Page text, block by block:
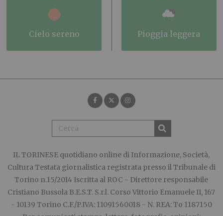
cielo sereno pioggia leggera
IL TORINESE quotidiano online di Informazione, Società,
Cultura Testata giornalistica registrata presso il Tribunale di
Torino n.15/2014 Iscritta al ROC - Direttore responsabile
Cristiano Bussola B.E.S.T. S.r.l. Corso Vittorio Emanuele II, 167
- 10139 Torino C.F./P.IVA: 11091560018 - N. REA: To 1187150